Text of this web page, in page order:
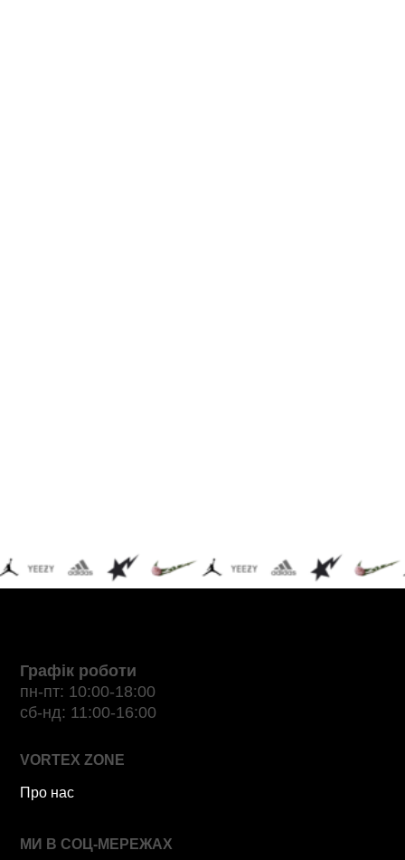
Графік роботи
пн-пт: 10:00-18:00
сб-нд: 11:00-16:00
VORTEX ZONE
Про нас
МИ В СОЦ-МЕРЕЖАХ